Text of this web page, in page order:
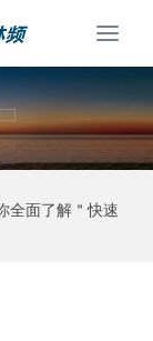
全面了解＂快速